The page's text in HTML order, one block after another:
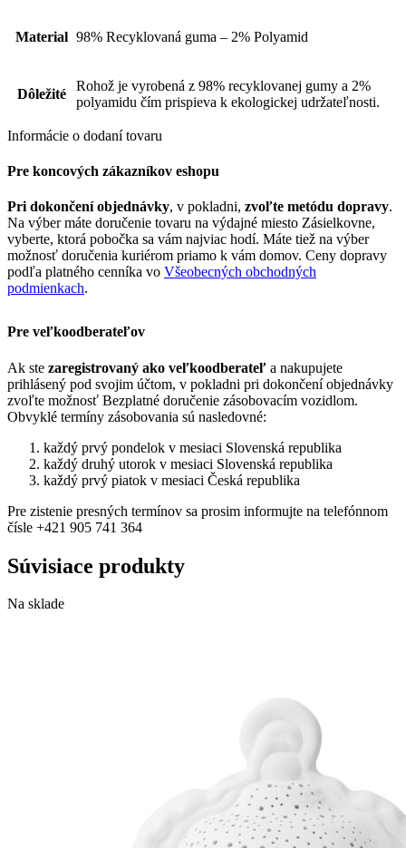
Material 98% Recyklovaná guma – 2% Polyamid
Dôležité
Rohož je vyrobená z 98% recyklovanej gumy a 2%
polyamidu čím prispieva k ekologickej udržateľnosti.
Informácie o dodaní tovaru
Pre koncových zákazníkov eshopu
Pri dokončení objednávky, v pokladni, zvoľte metódu dopravy.
Na výber máte doručenie tovaru na výdajné miesto Zásielkovne,
vyberte, ktorá pobočka sa vám najviac hodí. Máte tiež na výber
možnosť doručenia kuriérom priamo k vám domov. Ceny dopravy
podľa platného cenníka vo Všeobecných obchodných
podmienkach.
Pre veľkoodberateľov
Ak ste zaregistrovaný ako veľkoodberateľ a nakupujete
prihlásený pod svojim účtom, v pokladni pri dokončení objednávky
zvoľte možnosť Bezplatné doručenie zásobovacím vozidlom.
Obvyklé termíny zásobovania sú nasledovné:
každý prvý pondelok v mesiaci Slovenská republika
každý druhý utorok v mesiaci Slovenská republika
každý prvý piatok v mesiaci Česká republika
Pre zistenie presných termínov sa prosim informujte na telefónnom
čísle +421 905 741 364
Súvisiace produkty
Na sklade